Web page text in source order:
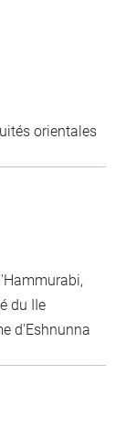
orientales
du IIe
d'Eshnunna